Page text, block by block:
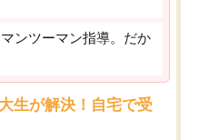
ンツーマン指導。だか
生が解決！自宅で受